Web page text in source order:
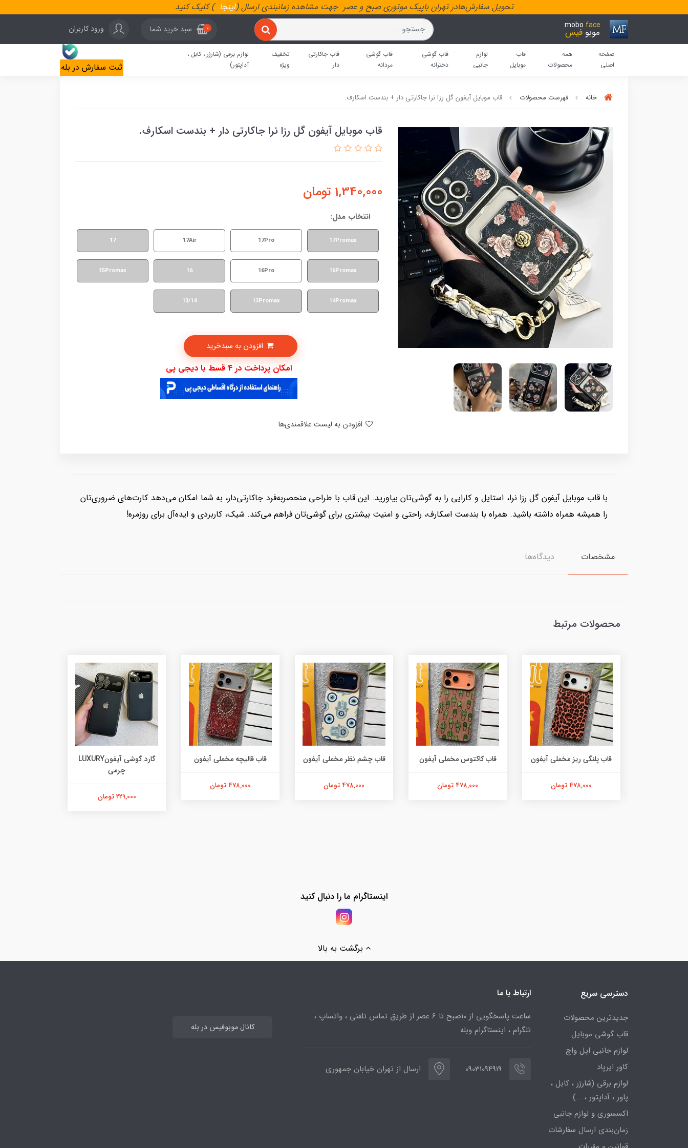
تحویل سفارش‌هادر تهران باپیک موتوری صبح و عصر جهت مشاهده زمانبندی ارسال (اینجا..) کلیک کنید
mobo face
موبو فیس 0 سبد خرید شما ورود کاربران
صفحه
اصلی
همه
محصولات
قاب
موبایل
لوازم
جانبی
قاب گوشی
دخترانه
قاب گوشی
مردانه
قاب جاکارتی
دار
تخفیف
ویژه
لوازم برقی (شارژر ، کابل ،
آداپتور)
ثبت سفارش در بله
خانه فهرست محصولات قاب موبایل آیفون گل رزا نرا جاکارتی دار + بندست اسکارف.
قاب موبایل آیفون گل رزا نرا جاکارتی دار + بندست اسکارف.
1,340,000 تومان
انتخاب مدل:
17Promax
17Pro
17Air
17
16Promax
16Pro
16
15Promax
14Promax
13Promax
13/14
امکان پرداخت در 4 قسط با دیجی پی
با قاب موبایل آیفون گل رزا نرا، استایل و کارایی را به گوشی‌تان بیاورید. این قاب با طراحی منحصربه‌فرد جاکارتی‌دار، به شما امکان می‌دهد کارت‌های ضروری‌تان
را همیشه همراه داشته باشید. همراه با بندست اسکارف، راحتی و امنیت بیشتری برای گوشی‌تان فراهم می‌کند. شیک، کاربردی و ایده‌آل برای روزمره!
مشخصات دیدگاه‌ها
محصولات مرتبط
قاب پلنگی ریز مخملی آیفون
478,000 تومان
قاب کاکتوس مخملی آیفون
478,000 تومان
قاب چشم نظر مخملی آیفون
478,000 تومان
قاب قالیچه مخملی آیفون
478,000 تومان
گارد گوشی آیفونLUXURY
چرمی
229,000 تومان
اینستاگرام ما را دنبال کنید
برگشت به بالا
دسترسی سریع
جدیدترین محصولات
قاب گوشی موبایل
لوازم جانبی اپل واچ
کاور ایرپاد
لوازم برقی (شارژر ، کابل ،
پاور ، آداپتور ، ...)
اکسسوری و لوازم جانبی
زمان‌بندی ارسال سفارشات
ارتباط با ما
ساعت پاسخگویی از 10صبح تا 6 عصر از طریق تماس تلفنی ، واتساپ ،
تلگرام ، اینستاگرام وبله
09031094919 ارسال از تهران خیابان جمهوری
کانال موبوفیس در بله